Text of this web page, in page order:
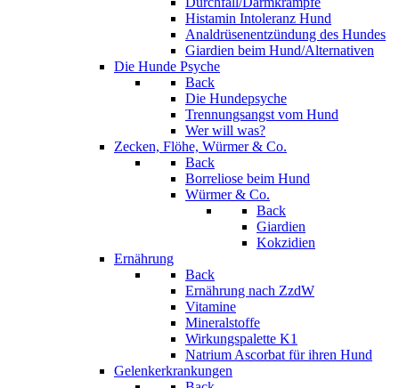
Histamin Intoleranz Hund
Analdrüsenentzündung des Hundes
Giardien beim Hund/Alternativen
Die Hunde Psyche
Back
Die Hundepsyche
Trennungsangst vom Hund
Wer will was?
Zecken, Flöhe, Würmer & Co.
Back
Borreliose beim Hund
Würmer & Co.
Back
Giardien
Kokzidien
Ernährung
Back
Ernährung nach ZzdW
Vitamine
Mineralstoffe
Wirkungspalette K1
Natrium Ascorbat für ihren Hund
Gelenkerkrankungen